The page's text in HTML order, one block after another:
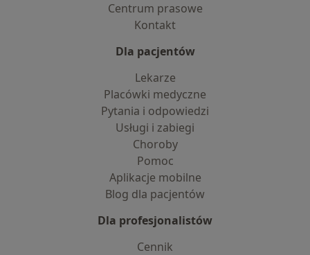
Centrum prasowe
Kontakt
Dla pacjentów
Lekarze
Placówki medyczne
Pytania i odpowiedzi
Usługi i zabiegi
Choroby
Pomoc
Aplikacje mobilne
Blog dla pacjentów
Dla profesjonalistów
Cennik